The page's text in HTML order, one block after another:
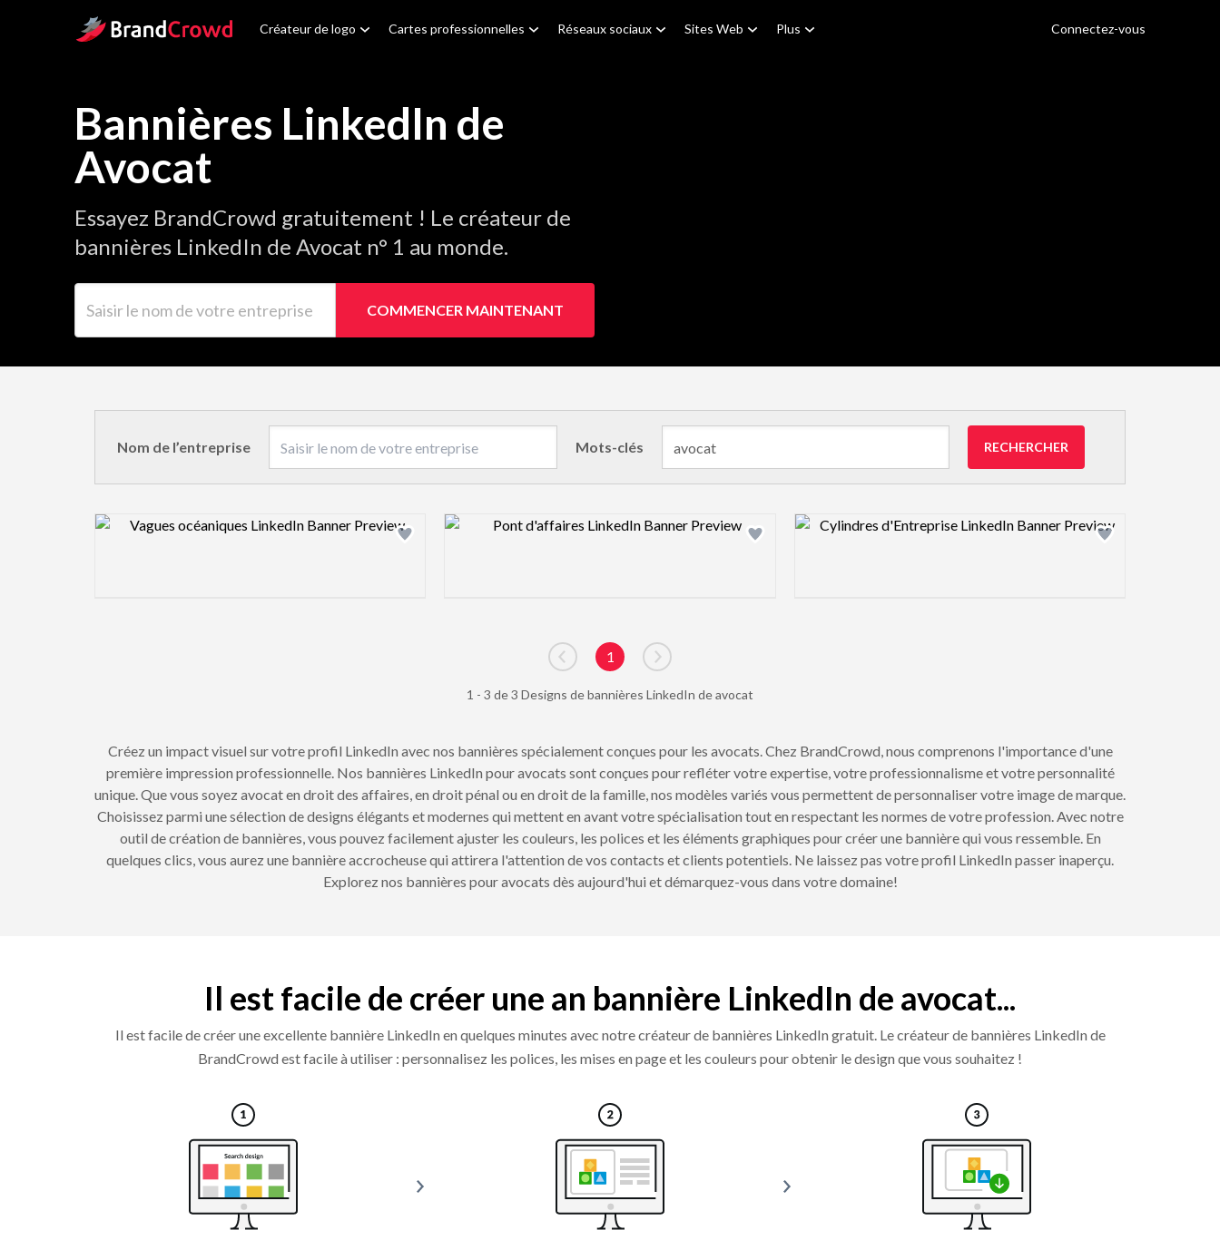
Site Logo Créateur de logo Cartes professionnelles Réseaux sociaux Sites Web Plus Connectez-vous
Bannières LinkedIn de
Avocat
Essayez BrandCrowd gratuitement ! Le créateur de
bannières LinkedIn de Avocat n° 1 au monde.
COMMENCER MAINTENANT
Nom de l’entreprise Mots-clés RECHERCHER
Design preview image Design preview image Design preview image
Go to previous page
1
Go to next page
1 - 3 de 3 Designs de bannières LinkedIn de avocat
Créez un impact visuel sur votre profil LinkedIn avec nos bannières spécialement conçues pour les avocats. Chez BrandCrowd, nous comprenons l'importance d'une
première impression professionnelle. Nos bannières LinkedIn pour avocats sont conçues pour refléter votre expertise, votre professionnalisme et votre personnalité
unique. Que vous soyez avocat en droit des affaires, en droit pénal ou en droit de la famille, nos modèles variés vous permettent de personnaliser votre image de marque.
Choisissez parmi une sélection de designs élégants et modernes qui mettent en avant votre spécialisation tout en respectant les normes de votre profession. Avec notre
outil de création de bannières, vous pouvez facilement ajuster les couleurs, les polices et les éléments graphiques pour créer une bannière qui vous ressemble. En
quelques clics, vous aurez une bannière accrocheuse qui attirera l'attention de vos contacts et clients potentiels. Ne laissez pas votre profil LinkedIn passer inaperçu.
Explorez nos bannières pour avocats dès aujourd'hui et démarquez-vous dans votre domaine!
Il est facile de créer une an bannière LinkedIn de avocat...
Il est facile de créer une excellente bannière LinkedIn en quelques minutes avec notre créateur de bannières LinkedIn gratuit. Le créateur de bannières LinkedIn de
BrandCrowd est facile à utiliser : personnalisez les polices, les mises en page et les couleurs pour obtenir le design que vous souhaitez !